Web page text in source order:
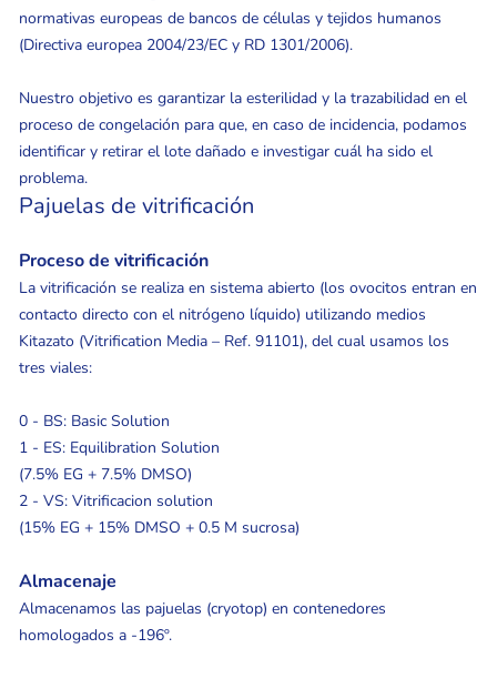
normativas europeas de bancos de células y tejidos humanos
(Directiva europea 2004/23/EC y RD 1301/2006).
Nuestro objetivo es garantizar la esterilidad y la trazabilidad en el
proceso de congelación para que, en caso de incidencia, podamos
identificar y retirar el lote dañado e investigar cuál ha sido el
problema.
Pajuelas de vitrificación
Proceso de vitrificación
La vitrificación se realiza en sistema abierto (los ovocitos entran en
contacto directo con el nitrógeno líquido) utilizando medios
Kitazato (Vitrification Media – Ref. 91101), del cual usamos los
tres viales:
0 - BS: Basic Solution
1 - ES: Equilibration Solution
(7.5% EG + 7.5% DMSO)
2 - VS: Vitrificacion solution
(15% EG + 15% DMSO + 0.5 M sucrosa)
Almacenaje
Almacenamos las pajuelas (cryotop) en contenedores
homologados a -196º.